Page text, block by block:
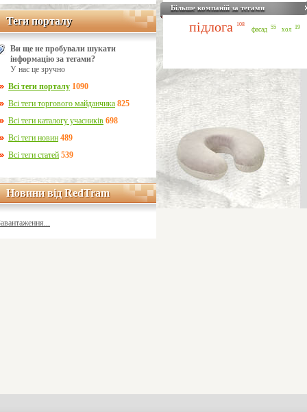
Теги порталу
Теги порталу
Ви ще не пробували шукати
інформацію за тегами?
У нас це зручно
Всі теги порталу 1090
Всі теги торгового майданчика 825
Всі теги каталогу учасників 698
Всі теги новин 489
Всі теги статей 539
Новини від RedTram
Новини від RedTram
Більше компаній за тегами
підлога 108
фасад 55 хол 19